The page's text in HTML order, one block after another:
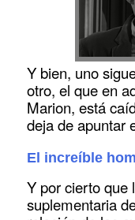
Y bien, uno
otro, el que en
Marion, está
deja de apuntar
El increíble
Y por cierto que
suplementaria